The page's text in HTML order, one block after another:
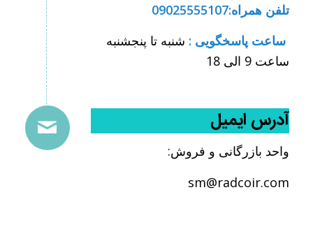
تلفن همراه:09025555107
ساعت پاسخگویی : شنبه تا پنجشنبه
ساعت 9 الی 18
آدرس ایمیل
واحد بازرگانی و فروش:
sm@radcoir.com